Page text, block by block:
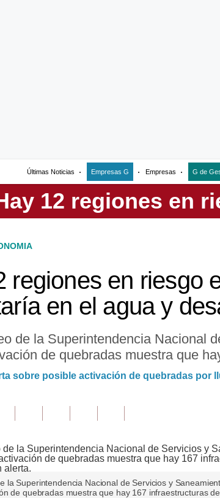
Últimas Noticias Empresas G Empresas G de
regiones en riesgo
en el agua y
de la Superintendencia Nacional
de quebradas muestra que
sobre posible activación de quebradas por
la Superintendencia Nacional de Servicios y
de quebradas muestra que hay 167 infraestructuras